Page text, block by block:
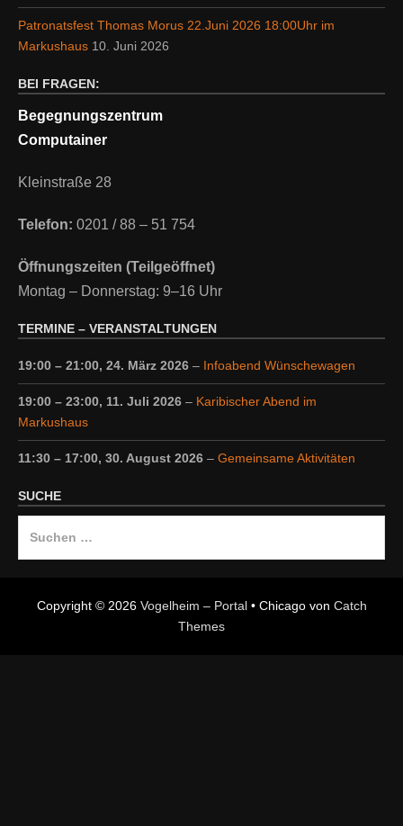
Patronatsfest Thomas Morus 22.Juni 2026 18:00Uhr im
Markushaus 10. Juni 2026
BEI FRAGEN:
Begegnungszentrum
Computainer
Kleinstraße 28
Telefon: 0201 / 88 – 51 754
Öffnungszeiten (Teilgeöffnet)
Montag – Donnerstag: 9–16 Uhr
TERMINE – VERANSTALTUNGEN
19:00 – 21:00, 24. März 2026 – Infoabend Wünschewagen
19:00 – 23:00, 11. Juli 2026 – Karibischer Abend im
Markushaus
11:30 – 17:00, 30. August 2026 – Gemeinsame Aktivitäten
SUCHE
Copyright © 2026 Vogelheim – Portal• Chicago von Catch
Themes